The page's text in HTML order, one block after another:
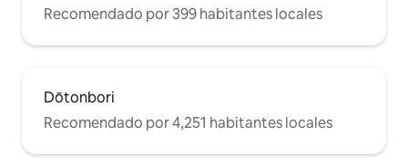
Recomendado por 399 habitantes locales
Dōtonbori
Recomendado por 4,251 habitantes locales